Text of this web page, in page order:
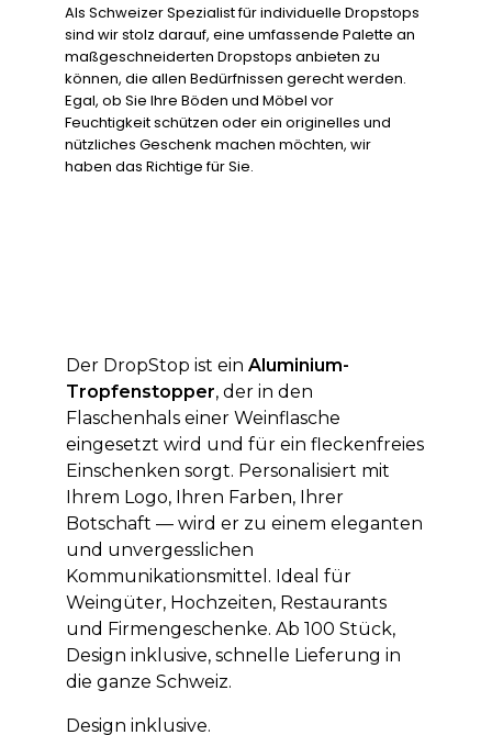
Als Schweizer Spezialist für individuelle Dropstops
sind wir stolz darauf, eine umfassende Palette an
maßgeschneiderten Dropstops anbieten zu
können, die allen Bedürfnissen gerecht werden.
Egal, ob Sie Ihre Böden und Möbel vor
Feuchtigkeit schützen oder ein originelles und
nützliches Geschenk machen möchten, wir
haben das Richtige für Sie.
Der DropStop ist ein Aluminium-
Tropfenstopper, der in den
Flaschenhals einer Weinflasche
eingesetzt wird und für ein fleckenfreies
Einschenken sorgt. Personalisiert mit
Ihrem Logo, Ihren Farben, Ihrer
Botschaft — wird er zu einem eleganten
und unvergesslichen
Kommunikationsmittel. Ideal für
Weingüter, Hochzeiten, Restaurants
und Firmengeschenke. Ab 100 Stück,
Design inklusive, schnelle Lieferung in
die ganze Schweiz.
Design inklusive.